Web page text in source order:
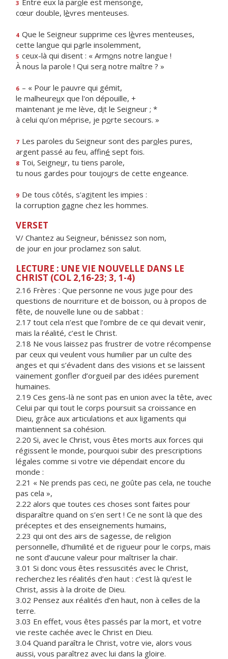
3 Entre eux la paro le est mensonge,
cœur double, lèvres menteuses.
4 Que le Seigneur supprime ces lèvres menteuses,
cette langue qui parle insolemment,
5 ceux-là qui disent : « Armons notre langue !
À nous la parole ! Qui sera notre maître ? »
6 – « Pour le pauvre qui gémit,
le malheureux que l'on dépouille, +
maintenant je me lève, dit le Seigneur ; *
à celui qu'on méprise, je porte secours. »
7 Les paroles du Seigneur sont des paroles pures,
argent passé au feu, affiné sept fois.
8 Toi, Seigneur, tu tiens parole,
tu nous gardes pour toujours de cette engeance.
9 De tous côtés, s'agitent les impies :
la corruption gagne chez les hommes.
VERSET
V/ Chantez au Seigneur, bénissez son nom,
de jour en jour proclamez son salut.
LECTURE : UNE VIE NOUVELLE DANS LE
CHRIST (COL 2,16-23; 3, 1-4)
2.16 Frères : Que personne ne vous juge pour des
questions de nourriture et de boisson, ou à propos de
fête, de nouvelle lune ou de sabbat :
2.17 tout cela n’est que l’ombre de ce qui devait venir,
mais la réalité, c’est le Christ.
2.18 Ne vous laissez pas frustrer de votre récompense
par ceux qui veulent vous humilier par un culte des
anges et qui s’évadent dans des visions et se laissent
vainement gonfler d’orgueil par des idées purement
humaines.
2.19 Ces gens-là ne sont pas en union avec la tête, avec
Celui par qui tout le corps poursuit sa croissance en
Dieu, grâce aux articulations et aux ligaments qui
maintiennent sa cohésion.
2.20 Si, avec le Christ, vous êtes morts aux forces qui
régissent le monde, pourquoi subir des prescriptions
légales comme si votre vie dépendait encore du
monde :
2.21 « Ne prends pas ceci, ne goûte pas cela, ne touche
pas cela »,
2.22 alors que toutes ces choses sont faites pour
disparaître quand on s’en sert ! Ce ne sont là que des
préceptes et des enseignements humains,
2.23 qui ont des airs de sagesse, de religion
personnelle, d’humilité et de rigueur pour le corps, mais
ne sont d’aucune valeur pour maîtriser la chair.
3.01 Si donc vous êtes ressuscités avec le Christ,
recherchez les réalités d’en haut : c’est là qu’est le
Christ, assis à la droite de Dieu.
3.02 Pensez aux réalités d’en haut, non à celles de la
terre.
3.03 En effet, vous êtes passés par la mort, et votre
vie reste cachée avec le Christ en Dieu.
3.04 Quand paraîtra le Christ, votre vie, alors vous
aussi, vous paraîtrez avec lui dans la gloire.